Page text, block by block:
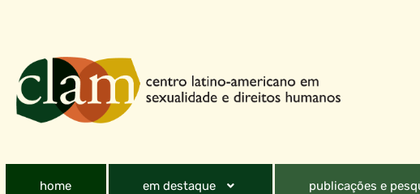
home em destaque publicações e